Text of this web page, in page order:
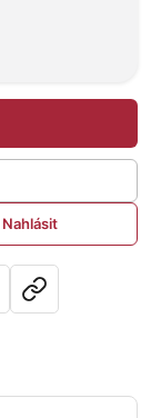
Nahlásit